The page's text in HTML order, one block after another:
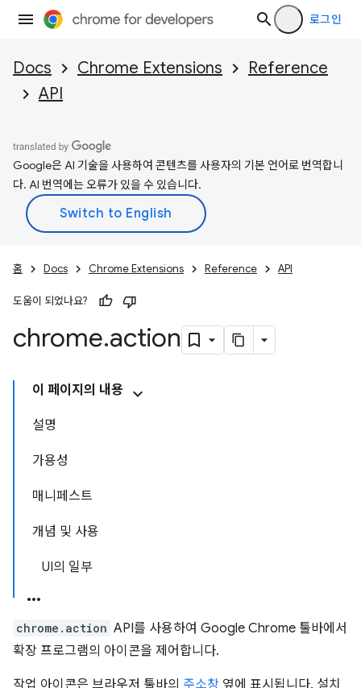
로그인
Docs Chrome Extensions
Reference
API
Google은 AI 기술을 사용하여 콘텐츠를 사용자의 기본 언어로 번역합니
다. AI 번역에는 오류가 있을 수 있습니다.
홈 Docs Chrome Extensions Reference API
도움이 되었나요?
chrome.action
이 페이지의 내용
설명
가용성
매니페스트
개념 및 사용
UI의 일부
chrome.action API를 사용하여 Google Chrome 툴바에서
확장 프로그램의 아이콘을 제어합니다.
작업 아이콘은 브라우저 툴바의 주소창 옆에 표시됩니다. 설치